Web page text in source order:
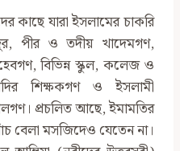
কাছে যারা ইসলামের চাকরি
পীর ও তদীয় খাদেমগণ,
বিভিন্ন স্কুল, কলেজ ও
শিক্ষকগণ ও ইসলামী
প্রচলিত আছে, ইমামতির
বেলা মসজিদেও যেতেন না।